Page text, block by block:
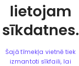
lietojam
sīkdatnes.
Šajā tīmekļa vietnē tiek
izmantoti sīkfaili, lai